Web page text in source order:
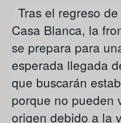
Tras el regreso
Casa Blanca, la
se prepara para
esperada llegada
que buscarán
porque no pueden
origen debido a la